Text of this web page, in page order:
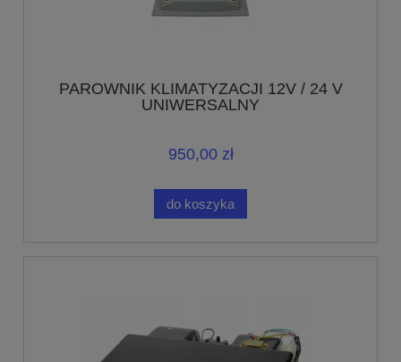
PAROWNIK KLIMATYZACJI 12V / 24 V
UNIWERSALNY
950,00 zł
do koszyka